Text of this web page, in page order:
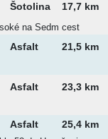
Šotolina 17,7 km
na Sedm cest
Asfalt 21,5 km
Asfalt 23,3 km
Asfalt 25,4 km